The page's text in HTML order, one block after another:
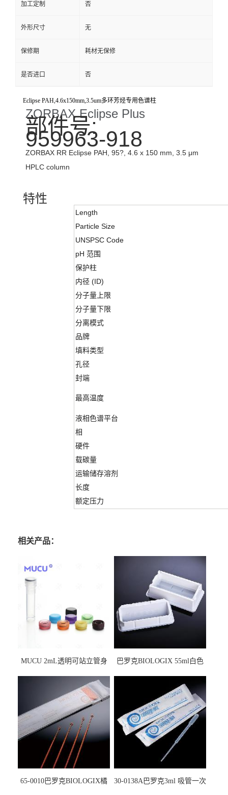
加工定制 否
外形尺寸 无
保修期 耗材无保修
是否进口 否
Eclipse PAH,4.6x150mm,3.5um多环芳烃专用色谱柱
ZORBAX Eclipse Plus
部件号:
959963-918
ZORBAX RR Eclipse PAH, 95?, 4.6 x 150 mm, 3.5 μm
HPLC column
特性
Length
Particle Size
UNSPSC Code
pH 范围
保护柱
内径 (ID)
分子量上限
分子量下限
分离模式
品牌
填料类型
孔径
封端
最高温度
液相色谱平台
相
硬件
载碳量
运输储存溶剂
长度
额定压力
相关产品：
MUCU 2mL透明可站立管身
巴罗克BIOLOGIX 55ml白色
马射线灭菌25-0051
65-0010巴罗克BIOLOGIX橘
30-0138A巴罗克3ml 吸管一次